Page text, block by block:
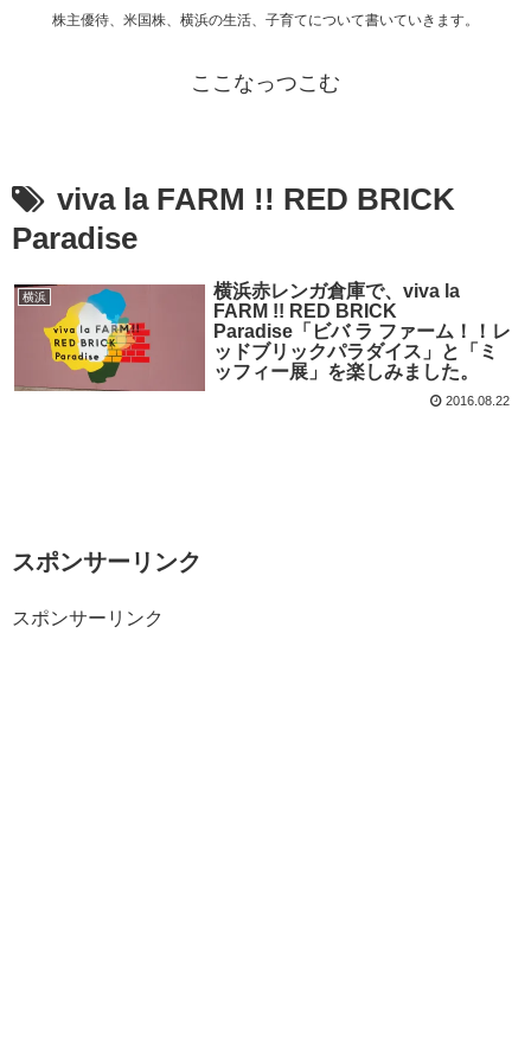
株主優待、米国株、横浜の生活、子育てについて書いていきます。
ここなっつこむ
viva la FARM !! RED BRICK
Paradise
横浜
横浜赤レンガ倉庫で、viva la
FARM !! RED BRICK
Paradise「ビバ ラ ファーム！！レ
ッドブリックパラダイス」と「ミ
ッフィー展」を楽しみました。
2016.08.22
スポンサーリンク
スポンサーリンク